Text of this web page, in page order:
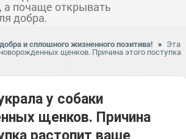
а почаще открывать
добра.
и сплошного жизненного позитива! » Эта
щенков. Причина этого поступка
у собаки
щенков. Причина
растопит ваше